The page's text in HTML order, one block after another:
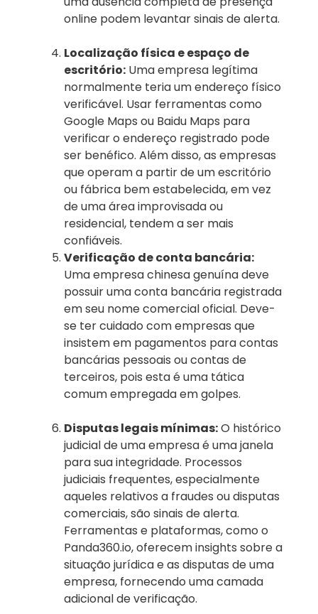
online podem levantar sinais de alerta.
Localização física e espaço de
escritório: Uma empresa legítima
normalmente teria um endereço físico
verificável. Usar ferramentas como
Google Maps ou Baidu Maps para
verificar o endereço registrado pode
ser benéfico. Além disso, as empresas
que operam a partir de um escritório
ou fábrica bem estabelecida, em vez
de uma área improvisada ou
residencial, tendem a ser mais
confiáveis.
Verificação de conta bancária:
Uma empresa chinesa genuína deve
possuir uma conta bancária registrada
em seu nome comercial oficial. Deve-
se ter cuidado com empresas que
insistem em pagamentos para contas
bancárias pessoais ou contas de
terceiros, pois esta é uma tática
comum empregada em golpes.
Disputas legais mínimas:O histórico
judicial de uma empresa é uma janela
para sua integridade. Processos
judiciais frequentes, especialmente
aqueles relativos a fraudes ou disputas
comerciais, são sinais de alerta.
Ferramentas e plataformas, como o
Panda360.io, oferecem insights sobre a
situação jurídica e as disputas de uma
empresa, fornecendo uma camada
adicional de verificação.